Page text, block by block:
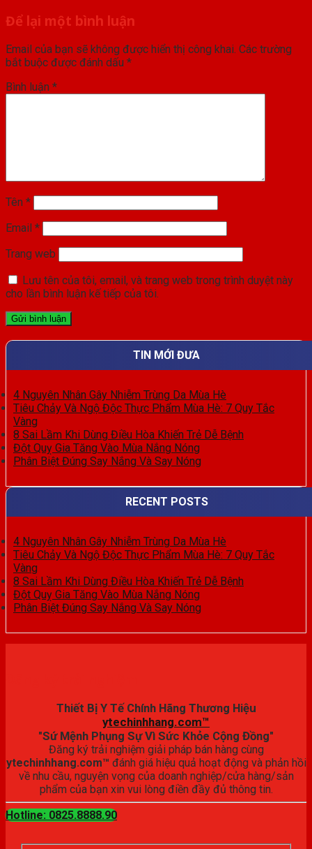
Để lại một bình luận
Email của bạn sẽ không được hiển thị công khai. Các trường
bắt buộc được đánh dấu *
Bình luận *
Tên *
Email *
Trang web
Lưu tên của tôi, email, và trang web trong trình duyệt này
cho lần bình luận kế tiếp của tôi.
TIN MỚI ĐƯA
4 Nguyên Nhân Gây Nhiễm Trùng Da Mùa Hè
Tiêu Chảy Và Ngộ Độc Thực Phẩm Mùa Hè: 7 Quy Tắc
Vàng
8 Sai Lầm Khi Dùng Điều Hòa Khiến Trẻ Dễ Bệnh
Đột Quỵ Gia Tăng Vào Mùa Nắng Nóng
Phân Biệt Đúng Say Nắng Và Say Nóng
RECENT POSTS
4 Nguyên Nhân Gây Nhiễm Trùng Da Mùa Hè
Tiêu Chảy Và Ngộ Độc Thực Phẩm Mùa Hè: 7 Quy Tắc
Vàng
8 Sai Lầm Khi Dùng Điều Hòa Khiến Trẻ Dễ Bệnh
Đột Quỵ Gia Tăng Vào Mùa Nắng Nóng
Phân Biệt Đúng Say Nắng Và Say Nóng
Thiết Bị Y Tế Chính Hãng Thương Hiệu
ytechinhhang.com™
"Sứ Mệnh Phụng Sự Vì Sức Khỏe Cộng Đồng"
Đăng ký trải nghiệm giải pháp bán hàng cùng
ytechinhhang.com™ đánh giá hiệu quả hoạt động và phản hồi
về nhu cầu, nguyện vọng của doanh nghiệp/cửa hàng/sản
phẩm của bạn xin vui lòng điền đầy đủ thông tin.
Hotline: 0825.8888.90